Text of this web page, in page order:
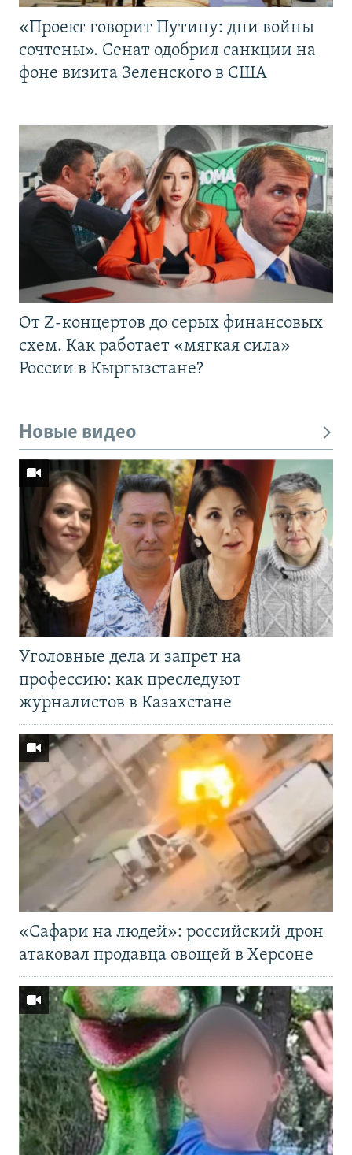
«Проект говорит Путину: дни войны
сочтены». Сенат одобрил санкции на
фоне визита Зеленского в США
От Z-концертов до серых финансовых
схем. Как работает «мягкая сила»
России в Кыргызстане?
Новые видео
Уголовные дела и запрет на
профессию: как преследуют
журналистов в Казахстане
«Cафари на людей»: российский дрон
атаковал продавца овощей в Херсоне